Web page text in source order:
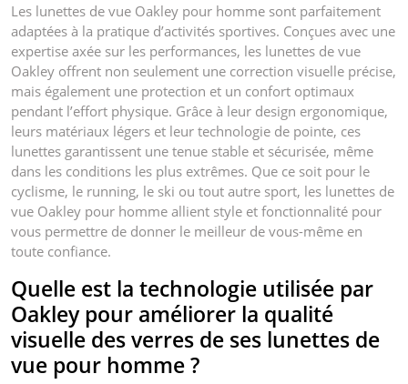
Les lunettes de vue Oakley pour homme sont parfaitement
adaptées à la pratique d’activités sportives. Conçues avec une
expertise axée sur les performances, les lunettes de vue
Oakley offrent non seulement une correction visuelle précise,
mais également une protection et un confort optimaux
pendant l’effort physique. Grâce à leur design ergonomique,
leurs matériaux légers et leur technologie de pointe, ces
lunettes garantissent une tenue stable et sécurisée, même
dans les conditions les plus extrêmes. Que ce soit pour le
cyclisme, le running, le ski ou tout autre sport, les lunettes de
vue Oakley pour homme allient style et fonctionnalité pour
vous permettre de donner le meilleur de vous-même en
toute confiance.
Quelle est la technologie utilisée par
Oakley pour améliorer la qualité
visuelle des verres de ses lunettes de
vue pour homme ?